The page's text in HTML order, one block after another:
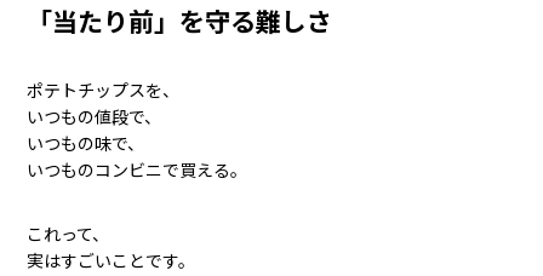
「当たり前」を守る難しさ
ポテトチップスを、
いつもの値段で、
いつもの味で、
いつものコンビニで買える。
これって、
実はすごいことです。